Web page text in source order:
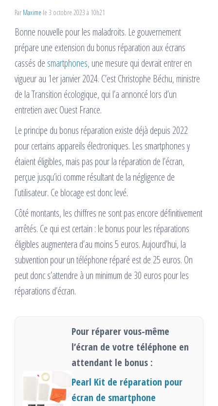
Par Maxime le 3 octobre 2023 à 10h21
Bonne nouvelle pour les maladroits. Le gouvernement
prépare une extension du bonus réparation aux écrans
cassés de smartphones, une mesure qui devrait entrer en
vigueur au 1er janvier 2024. C’est Christophe Béchu, ministre
de la Transition écologique, qui l’a annoncé lors d’un
entretien avec Ouest France.
Le principe du bonus réparation existe déjà depuis 2022
pour certains appareils électroniques. Les smartphones y
étaient éligibles, mais pas pour la réparation de l’écran,
perçue jusqu’ici comme résultant de la négligence de
l’utilisateur. Ce blocage est donc levé.
Côté montants, les chiffres ne sont pas encore définitivement
arrêtés. Ce qui est certain : le bonus pour les réparations
éligibles augmentera d’au moins 5 euros. Aujourd’hui, la
subvention pour un téléphone réparé est de 25 euros. On
peut donc s’attendre à un minimum de 30 euros pour les
réparations d’écran.
Pour réparer vous-même
l’écran de votre téléphone en
attendant le bonus :
Pearl Kit de réparation pour
écran de smartphone